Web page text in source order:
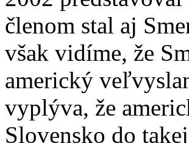
členom stal aj
však vidíme, že
americký
vyplýva, že
Slovensko do